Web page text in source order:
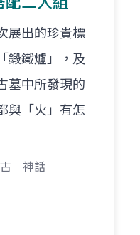
展出的珍貴標
鍛鐵爐」，及
墓中所發現的
與「火」有怎
神話